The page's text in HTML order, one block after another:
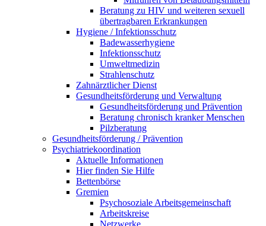
Beratung zu HIV und weiteren sexuell
übertragbaren Erkrankungen
Hygiene / Infektionsschutz
Badewasserhygiene
Infektionsschutz
Umweltmedizin
Strahlenschutz
Zahnärztlicher Dienst
Gesundheitsförderung und Verwaltung
Gesundheitsförderung und Prävention
Beratung chronisch kranker Menschen
Pilzberatung
Gesundheits­förderung / Prävention
Psychiatriekoordination
Aktuelle Informationen
Hier finden Sie Hilfe
Bettenbörse
Gremien
Psychosoziale Arbeits­gemeinschaft
Arbeitskreise
Netzwerke